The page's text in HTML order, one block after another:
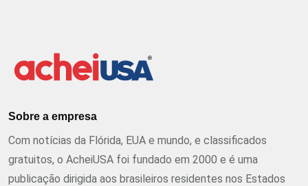
Sobre a empresa
Com notícias da Flórida, EUA e mundo, e classificados
gratuitos, o AcheiUSA foi fundado em 2000 e é uma
publicação dirigida aos brasileiros residentes nos Estados